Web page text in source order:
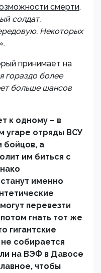
смерти.
солдат,
Некоторых
принимает на
гораздо более
больше шансов
к одному – в
угаре отряды ВСУ
бойцов, а
им биться с
именно
перевезти
гнать тот же
гигантские
собирается
на ВЭФ в Давосе
чтобы